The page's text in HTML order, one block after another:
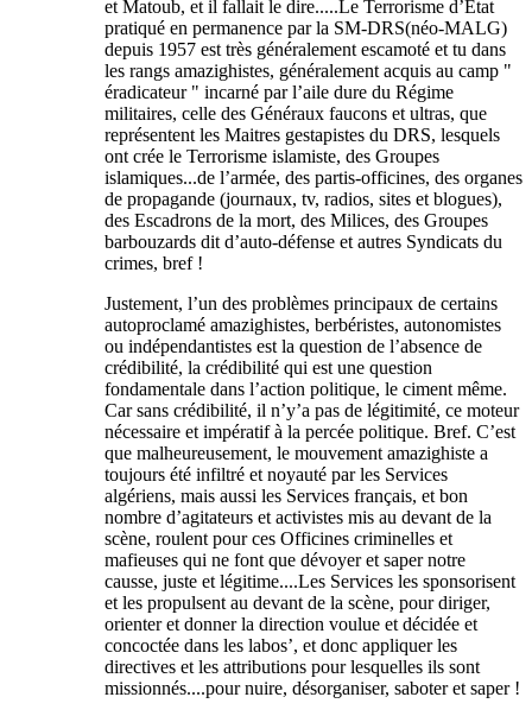
et Matoub, et il fallait le dire.....Le Terrorisme d’Etat
pratiqué en permanence par la SM-DRS(néo-MALG)
depuis 1957 est très généralement escamoté et tu dans
les rangs amazighistes, généralement acquis au camp "
éradicateur " incarné par l’aile dure du Régime
militaires, celle des Généraux faucons et ultras, que
représentent les Maitres gestapistes du DRS, lesquels
ont crée le Terrorisme islamiste, des Groupes
islamiques...de l’armée, des partis-officines, des organes
de propagande (journaux, tv, radios, sites et blogues),
des Escadrons de la mort, des Milices, des Groupes
barbouzards dit d’auto-défense et autres Syndicats du
crimes, bref !
Justement, l’un des problèmes principaux de certains
autoproclamé amazighistes, berbéristes, autonomistes
ou indépendantistes est la question de l’absence de
crédibilité, la crédibilité qui est une question
fondamentale dans l’action politique, le ciment même.
Car sans crédibilité, il n’y’a pas de légitimité, ce moteur
nécessaire et impératif à la percée politique. Bref. C’est
que malheureusement, le mouvement amazighiste a
toujours été infiltré et noyauté par les Services
algériens, mais aussi les Services français, et bon
nombre d’agitateurs et activistes mis au devant de la
scène, roulent pour ces Officines criminelles et
mafieuses qui ne font que dévoyer et saper notre
causse, juste et légitime....Les Services les sponsorisent
et les propulsent au devant de la scène, pour diriger,
orienter et donner la direction voulue et décidée et
concoctée dans les labos’, et donc appliquer les
directives et les attributions pour lesquelles ils sont
missionnés....pour nuire, désorganiser, saboter et saper !